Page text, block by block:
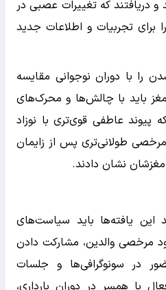
و دریافتند که تغییرات عصبی در
تجربیات و اطلاعات جدید
را با دوران نوجوانی مقایسه
باید با چالش‌ها و محرک‌های
پیوند عاطفی قوی‌تری با نوزاد
طولانی‌تری پس از زایمان
نشان دادند.
این یافته‌ها باید سیاست‌های
مرخصی والدین، مشارکت دادن
در سونوگرافی‌ها و جلسات